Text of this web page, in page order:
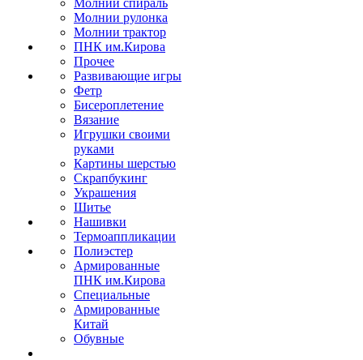
Молнии спираль
Молнии рулонка
Молнии трактор
ПНК им.Кирова
Прочее
Развивающие игры
Фетр
Бисероплетение
Вязание
Игрушки своими
руками
Картины шерстью
Скрапбукинг
Украшения
Шитье
Нашивки
Термоаппликации
Полиэстер
Армированные
ПНК им.Кирова
Специальные
Армированные
Китай
Обувные